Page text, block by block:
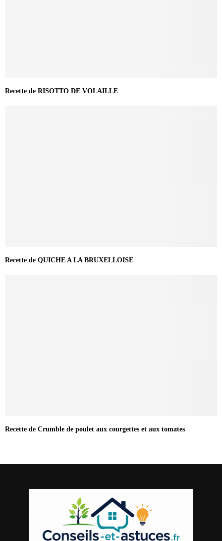
Recette de RISOTTO DE VOLAILLE
Recette de QUICHE A LA BRUXELLOISE
Recette de Crumble de poulet aux courgettes et aux tomates